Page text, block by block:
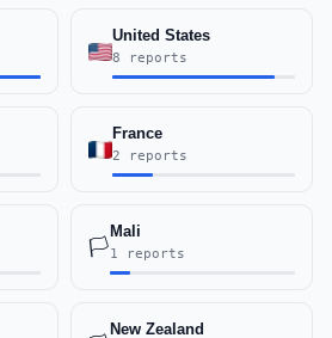
United States
8 reports
France
2 reports
🏳️
Mali
1 reports
New Zealand